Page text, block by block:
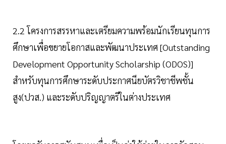
2.2 โครงการสรรหาและเตรียมความพร้อมนักเรียนทุนการ
ศึกษาเพื่อขยายโอกาสและพัฒนาประเทศ [Outstanding
Development Opportunity Scholarship (ODOS)]
สำหรับทุนการศึกษาระดับประกาศนียบัตรวิชาชีพชั้น
สูง(ปวส.) และระดับปริญญาตรีในต่างประเทศ